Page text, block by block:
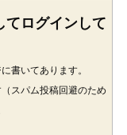
てログインして
書いてあります。
スパム投稿回避のため